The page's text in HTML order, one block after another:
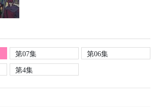
第07集
第06集
第4集